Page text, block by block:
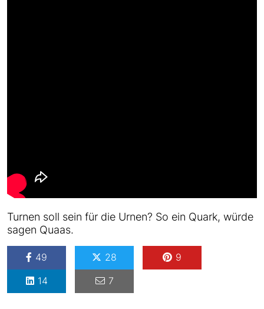
Turnen soll sein für die Urnen? So ein Quark, würde
sagen Quaas.
49 28
9
14
7